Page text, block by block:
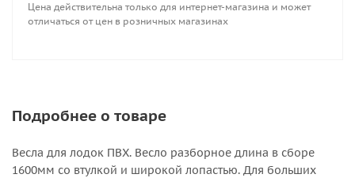
Цена действительна только для интернет-магазина и может
отличаться от цен в розничных магазинах
Подробнее о товаре
Весла для лодок ПВХ. Весло разборное длина в сборе
1600мм со втулкой и широкой лопастью. Для больших